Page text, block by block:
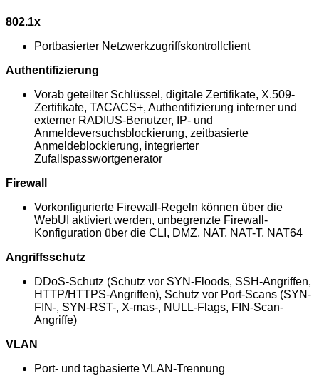
802.1x
Portbasierter Netzwerkzugriffskontrollclient
Authentifizierung
Vorab geteilter Schlüssel, digitale Zertifikate, X.509-
Zertifikate, TACACS+, Authentifizierung interner und
externer RADIUS-Benutzer, IP- und
Anmeldeversuchsblockierung, zeitbasierte
Anmeldeblockierung, integrierter
Zufallspasswortgenerator
Firewall
Vorkonfigurierte Firewall-Regeln können über die
WebUI aktiviert werden, unbegrenzte Firewall-
Konfiguration über die CLI, DMZ, NAT, NAT-T, NAT64
Angriffsschutz
DDoS-Schutz (Schutz vor SYN-Floods, SSH-Angriffen,
HTTP/HTTPS-Angriffen), Schutz vor Port-Scans (SYN-
FIN-, SYN-RST-, X-mas-, NULL-Flags, FIN-Scan-
Angriffe)
VLAN
Port- und tagbasierte VLAN-Trennung